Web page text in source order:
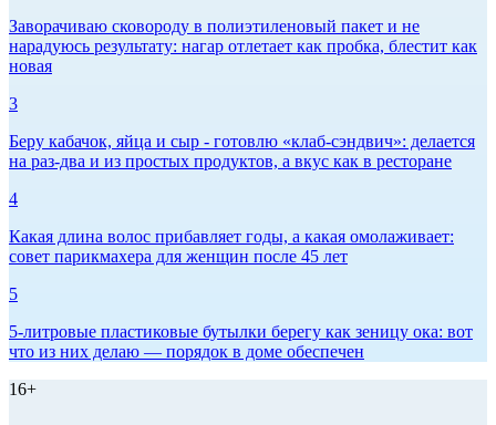
Заворачиваю сковороду в полиэтиленовый пакет и не
нарадуюсь результату: нагар отлетает как пробка, блестит как
новая
3
Беру кабачок, яйца и сыр - готовлю «клаб-сэндвич»: делается
на раз-два и из простых продуктов, а вкус как в ресторане
4
Какая длина волос прибавляет годы, а какая омолаживает:
совет парикмахера для женщин после 45 лет
5
5-литровые пластиковые бутылки берегу как зеницу ока: вот
что из них делаю — порядок в доме обеспечен
16+